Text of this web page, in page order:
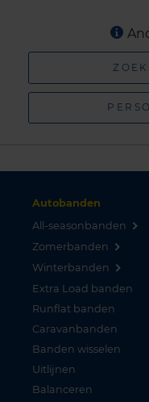
Autobanden
All-seasonbanden
Zomerbanden
Winterbanden
Extra Load banden
Runflat banden
Caravanbanden
Banden wisselen
Uitlijnen
Balanceren